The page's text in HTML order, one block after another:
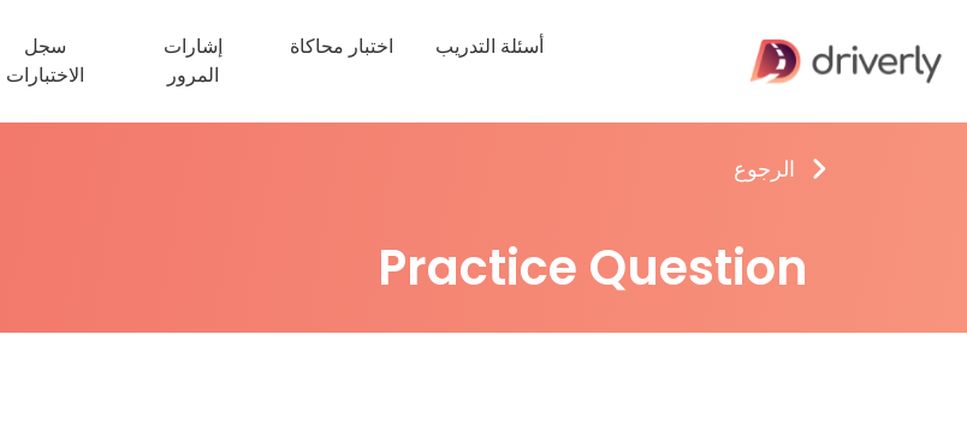
أسئلة التدريب اختبار محاكاة
إشارات
المرور
سجل
الاختبارات
الرجوع
Practice Question